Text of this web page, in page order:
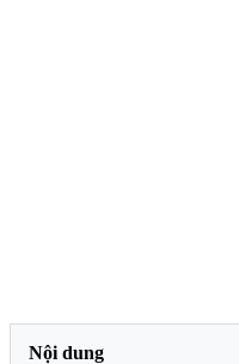
Nội dung